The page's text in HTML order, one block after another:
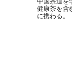
健康茶を含
に携わる。